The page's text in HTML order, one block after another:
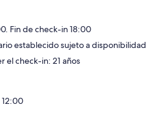
Fin de check-in 18:00
establecido sujeto a disponibilidad
el check-in: 21 años